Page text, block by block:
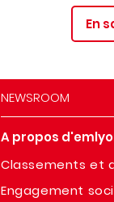
En
NEWSROOM
A propos
Classements et
Engagement